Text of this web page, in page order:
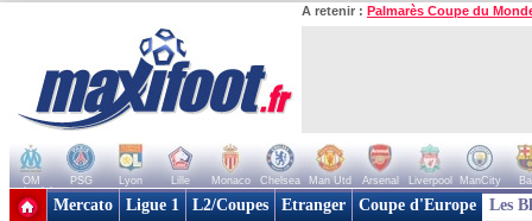
A retenir : Palmarès Coupe du
OM PSG Lyon Lille Monaco Chelsea Man Utd Arsenal Liverpool ManCity
+ de clubs
Mercato Ligue 1 L2/Coupes Etranger Coupe d'Europe Les